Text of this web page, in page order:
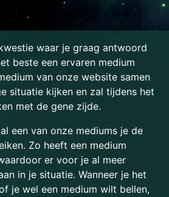
waar je graag antwoord
beste een ervaren medium
van onze website samen
situatie kijken en zal tijdens het
met de gene zijde.
een van onze mediums je de
Zo heeft een medium
er voor je al meer
in je situatie. Wanneer je het
je wel een medium wilt bellen,